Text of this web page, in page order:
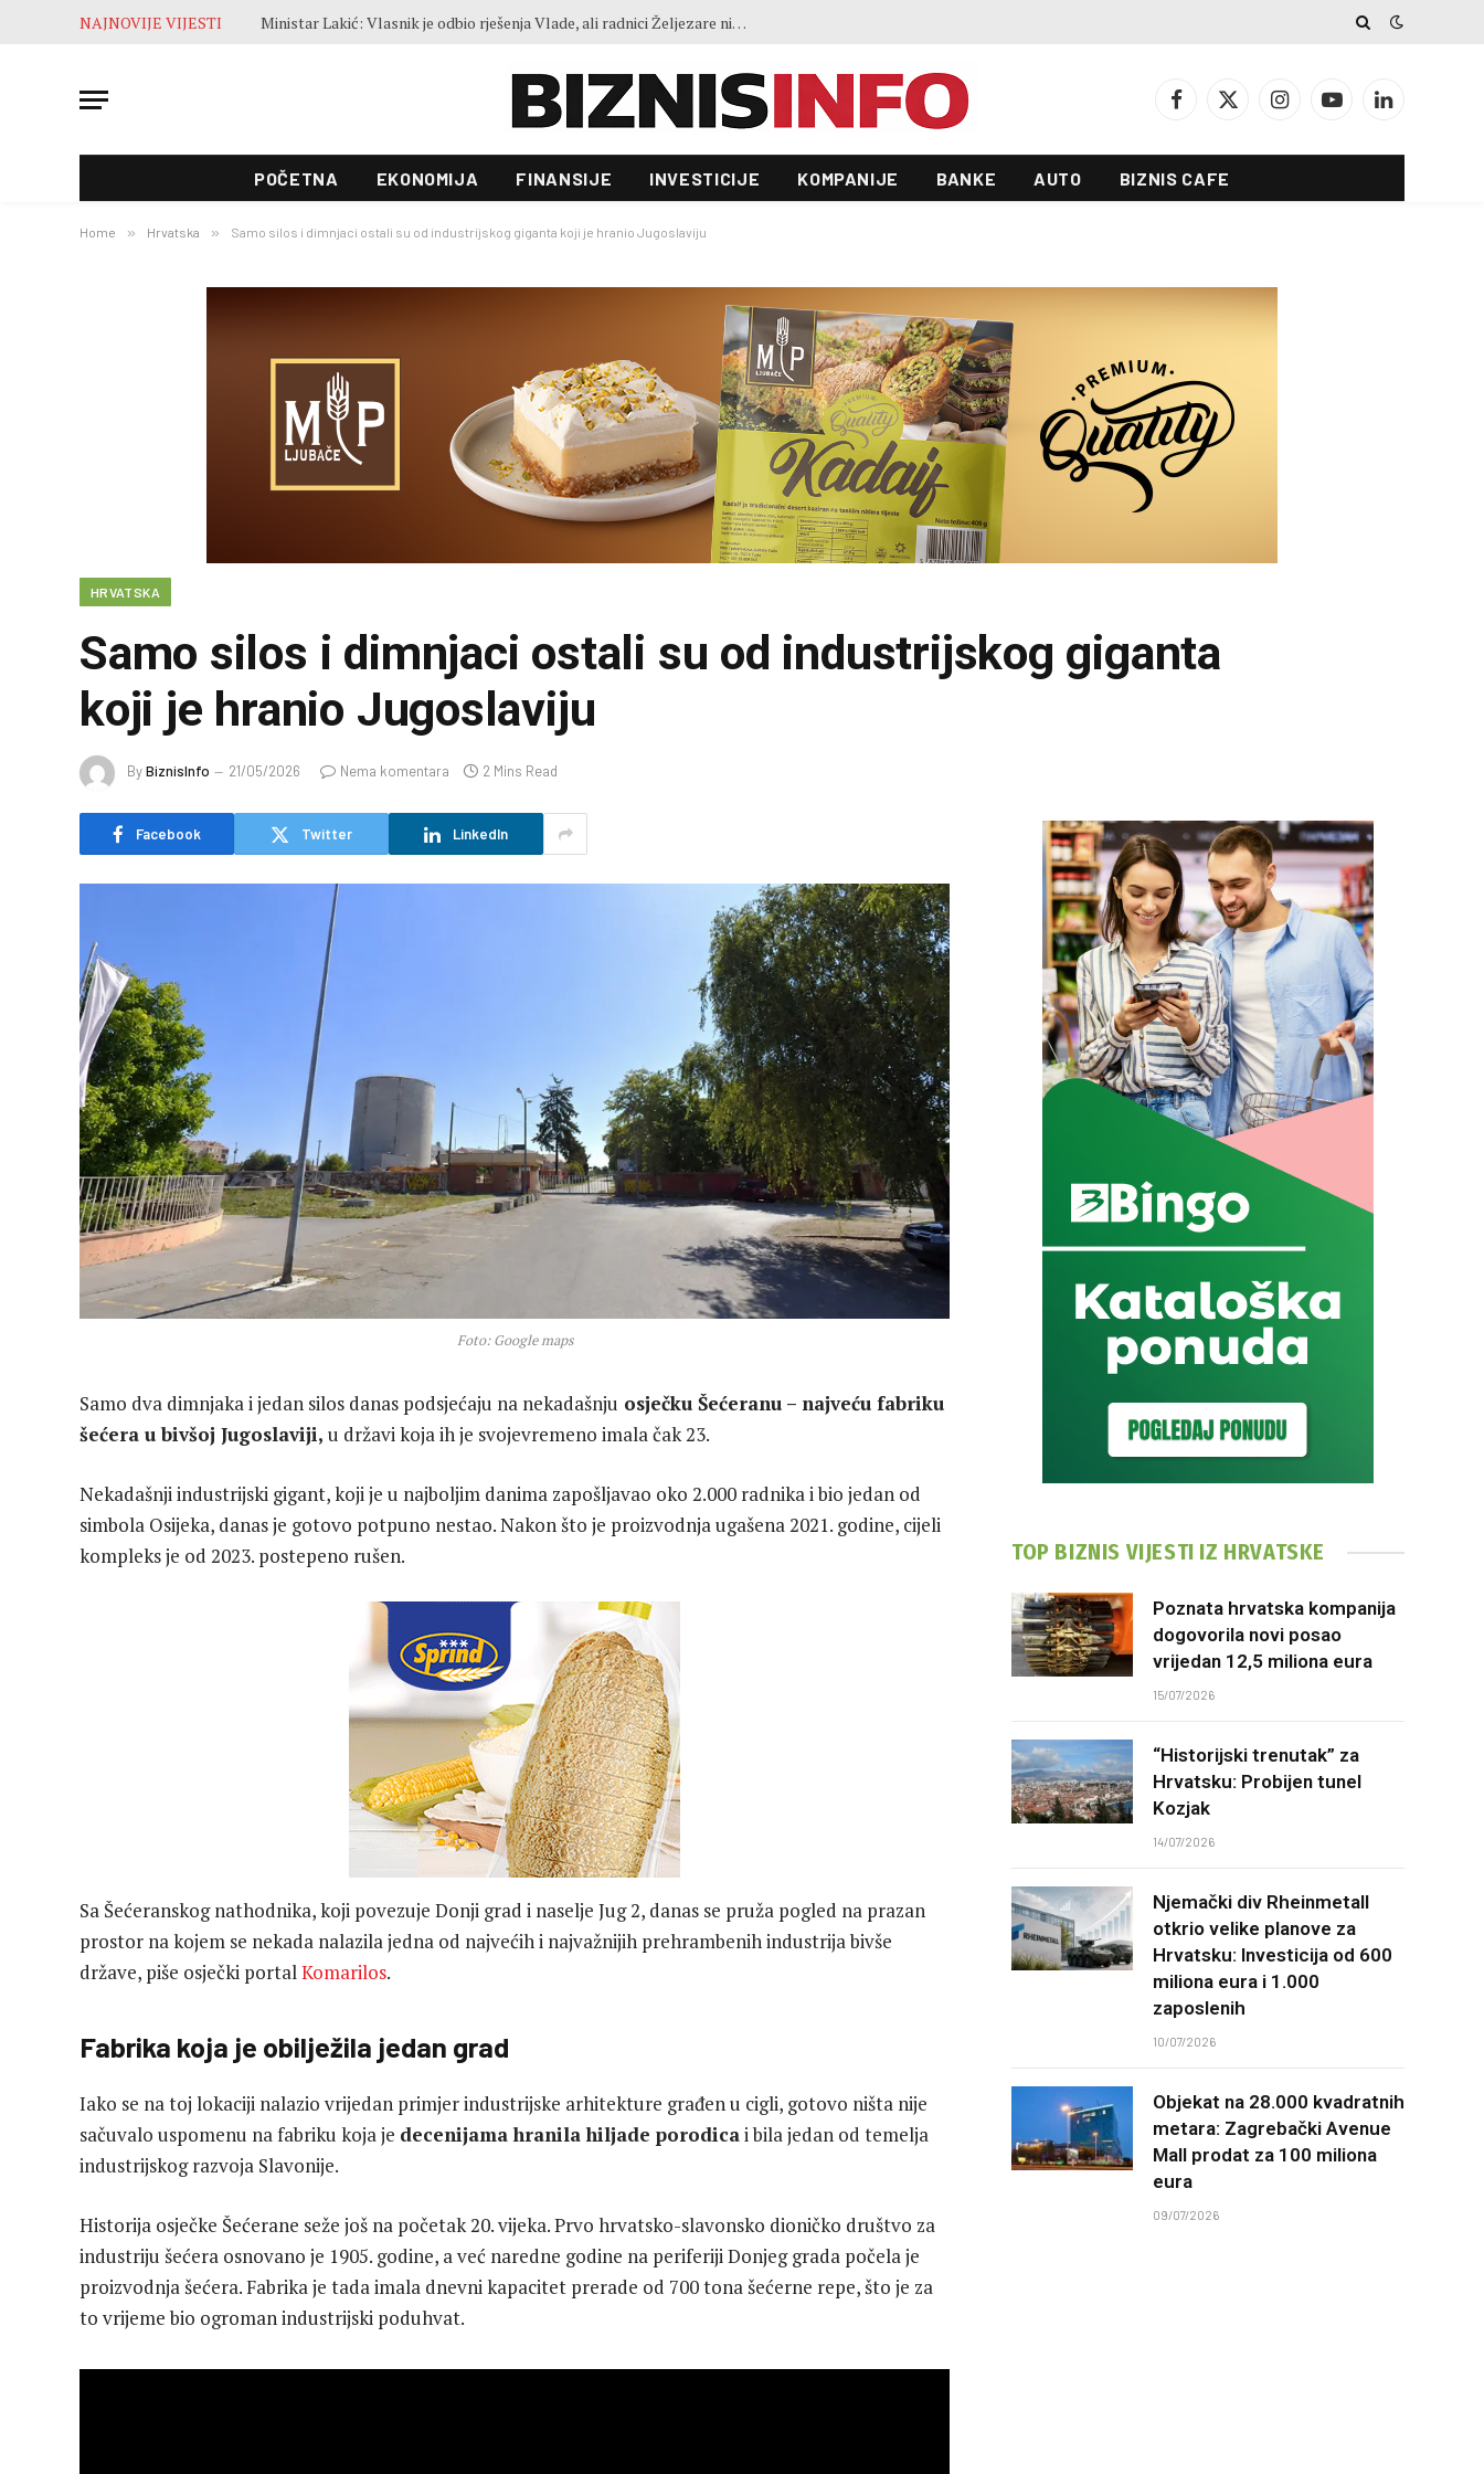
NAJNOVIJE VIJESTI Ministar Lakić: Vlasnik je odbio rješenja Vlade, ali radnici Željezare nisu ostavljeni
Facebook
X
InstagramYouTubeLinkedIn
POČETNA EKONOMIJA FINANSIJE INVESTICIJE KOMPANIJE BANKE AUTO BIZNIS CAFE
Home » Hrvatska » Samo silos i dimnjaci ostali su od industrijskog giganta koji je hranio Jugoslaviju
HRVATSKA
Samo silos i dimnjaci ostali su od industrijskog giganta
koji je hranio Jugoslaviju
ByBiznisInfo 21/05/2026 Nema komentara 2 Mins Read
Facebook Twitter LinkedIn
Foto: Google maps
Samo dva dimnjaka i jedan silos danas podsjećaju na nekadašnju osječku Šećeranu – najveću fabriku
šećera u bivšoj Jugoslaviji, u državi koja ih je svojevremeno imala čak 23.
Nekadašnji industrijski gigant, koji je u najboljim danima zapošljavao oko 2.000 radnika i bio jedan od
simbola Osijeka, danas je gotovo potpuno nestao. Nakon što je proizvodnja ugašena 2021. godine, cijeli
kompleks je od 2023. postepeno rušen.
Sa Šećeranskog nathodnika, koji povezuje Donji grad i naselje Jug 2, danas se pruža pogled na prazan
prostor na kojem se nekada nalazila jedna od najvećih i najvažnijih prehrambenih industrija bivše
države, piše osječki portalKomarilos.
Fabrika koja je obilježila jedan grad
Iako se na toj lokaciji nalazio vrijedan primjer industrijske arhitekture građen u cigli, gotovo ništa nije
sačuvalo uspomenu na fabriku koja je decenijama hranila hiljade porodicai bila jedan od temelja
industrijskog razvoja Slavonije.
Historija osječke Šećerane seže još na početak 20. vijeka. Prvo hrvatsko-slavonsko dioničko društvo za
industriju šećera osnovano je 1905. godine, a već naredne godine na periferiji Donjeg grada počela je
proizvodnja šećera. Fabrika je tada imala dnevni kapacitet prerade od 700 tona šećerne repe, što je za
to vrijeme bio ogroman industrijski poduhvat.
TOP BIZNIS VIJESTI IZ HRVATSKE
Poznata hrvatska kompanija
dogovorila novi posao
vrijedan 12,5 miliona eura
15/07/2026
“Historijski trenutak” za
Hrvatsku: Probijen tunel
Kozjak
14/07/2026
Njemački div Rheinmetall
otkrio velike planove za
Hrvatsku: Investicija od 600
miliona eura i 1.000
zaposlenih
10/07/2026
Objekat na 28.000 kvadratnih
metara: Zagrebački Avenue
Mall prodat za 100 miliona
eura
09/07/2026